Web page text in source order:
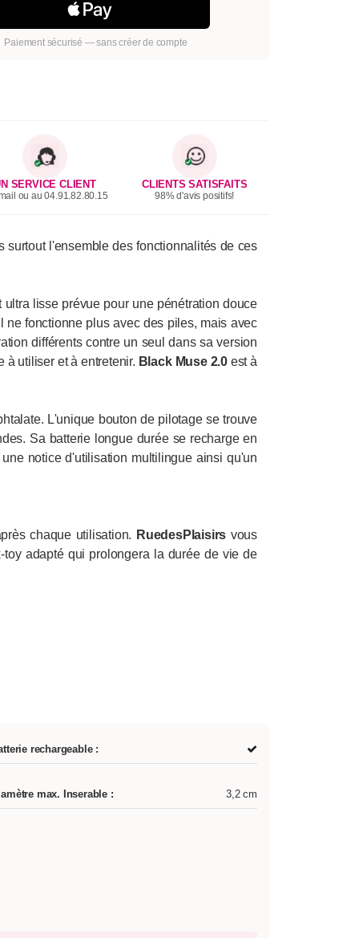
Paiement sécurisé — sans créer de compte
SERVICE CLIENT
ou au 04.91.82.80.15
CLIENTS SATISFAITS
98% d'avis positifs!
l'ensemble des fonctionnalités de ces
lisse prévue pour une pénétration douce
fonctionne plus avec des piles, mais avec
différents contre un seul dans sa version
à utiliser et à entretenir. Black Muse 2.0 est à
L'unique bouton de pilotage se trouve
Sa batterie longue durée se recharge en
notice d'utilisation multilingue ainsi qu'un
chaque utilisation. RuedesPlaisirs vous
adapté qui prolongera la durée de vie de
rechargeable :
max. Inserable : 3,2 cm